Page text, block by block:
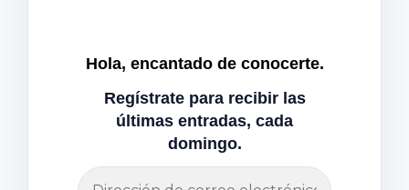
Hola, encantado de conocerte.
Regístrate para recibir las
últimas entradas, cada
domingo.